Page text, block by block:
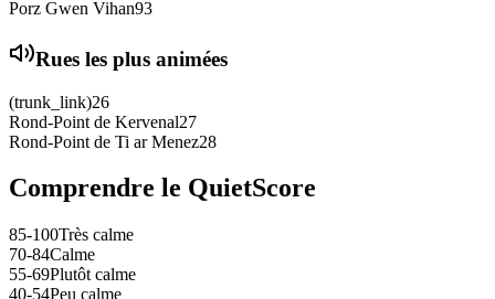
Porz Gwen Vihan93
Rues les plus animées
(trunk_link)26
Rond-Point de Kervenal27
Rond-Point de Ti ar Menez28
Comprendre le QuietScore
85-100Très calme
70-84Calme
55-69Plutôt calme
40-54Peu calme